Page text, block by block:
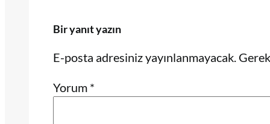
Bir yanıt yazın
E-posta adresiniz yayınlanmayacak.
Yorum *